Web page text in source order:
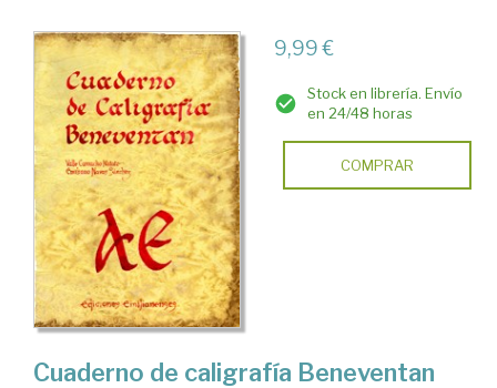
9,99 €
Stock en librería. Envío
en 24/48 horas
COMPRAR
Cuaderno de caligrafía Beneventan